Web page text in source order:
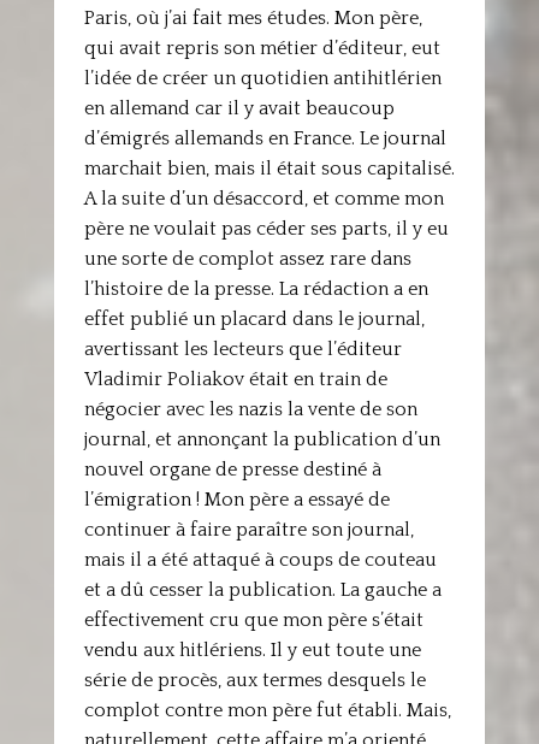
Paris, où j’ai fait mes études. Mon père,
qui avait repris son métier d’éditeur, eut
l’idée de créer un quotidien antihitlérien
en allemand car il y avait beaucoup
d’émigrés allemands en France. Le journal
marchait bien, mais il était sous capitalisé.
A la suite d’un désaccord, et comme mon
père ne voulait pas céder ses parts, il y eu
une sorte de complot assez rare dans
l’histoire de la presse. La rédaction a en
effet publié un placard dans le journal,
avertissant les lecteurs que l’éditeur
Vladimir Poliakov était en train de
négocier avec les nazis la vente de son
journal, et annonçant la publication d’un
nouvel organe de presse destiné à
l’émigration ! Mon père a essayé de
continuer à faire paraître son journal,
mais il a été attaqué à coups de couteau
et a dû cesser la publication. La gauche a
effectivement cru que mon père s’était
vendu aux hitlériens. Il y eut toute une
série de procès, aux termes desquels le
complot contre mon père fut établi. Mais,